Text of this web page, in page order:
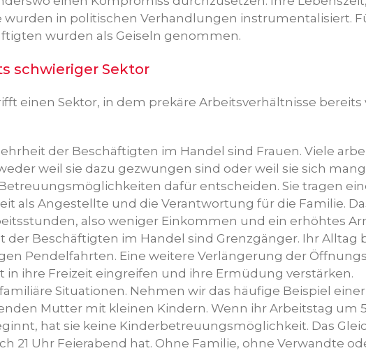
wurden in politischen Verhandlungen instrumentalisiert.
wurden als Geiseln genommen.
Sektor
einen Sektor, in dem prekäre Arbeitsverhältnisse bereits
der Beschäftigten im Handel sind Frauen. Viele
weil sie dazu gezwungen sind oder weil sie sich
dafür entscheiden. Sie tragen
als Angestellte und die Verantwortung für die Familie.
also weniger Einkommen und ein erhöhtes
der Beschäftigten im Handel sind Grenzgänger. Ihr Alltag
Pendelfahrten. Eine weitere Verlängerung der
in ihre Freizeit eingreifen und ihre Ermüdung verstärken.
Situationen. Nehmen wir das häufige Beispiel einer
Mutter mit kleinen Kindern. Wenn ihr Arbeitstag um
hat sie keine Kinderbetreuungsmöglichkeit. Das
21 Uhr Feierabend hat. Ohne Familie, ohne Verwandte